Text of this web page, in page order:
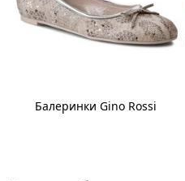
Балеринки Gino Rossi